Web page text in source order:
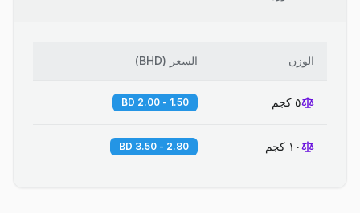
الوزن السعر (
BHD
)
٥ كجم 1.50 - 2.00 BD
١٠ كجم 2.80 - 3.50 BD